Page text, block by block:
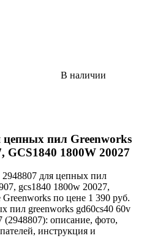
В наличии
цепных пил Greenworks
GCS1840 1800W 20027
для цепных пил
gcs1840 1800w 20027,
по цене 1 390 руб.
пил greenworks gd60cs40 60v
(2948807): описание, фото,
инструкция и